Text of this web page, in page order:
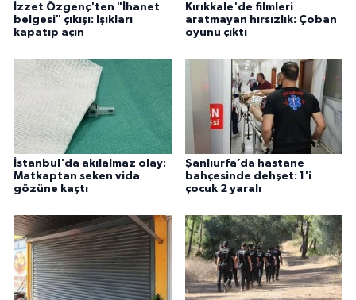
İzzet Özgenç'ten "İhanet
belgesi" çıkışı: Işıkları
kapatıp açın
Kırıkkale'de filmleri
aratmayan hırsızlık: Çoban
oyunu çıktı
İstanbul'da akılalmaz olay:
Matkaptan seken vida
gözüne kaçtı
Şanlıurfa’da hastane
bahçesinde dehşet: 1'i
çocuk 2 yaralı